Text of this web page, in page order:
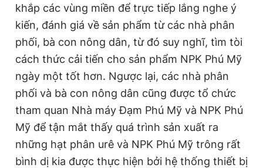
khắp các vùng miền để trực tiếp lắng nghe ý
kiến, đánh giá về sản phẩm từ các nhà phân
phối, bà con nông dân, từ đó suy nghĩ, tìm tòi
cách thức cải tiến cho sản phẩm NPK Phú Mỹ
ngày một tốt hơn. Ngược lại, các nhà phân
phối và bà con nông dân cũng được tổ chức
tham quan Nhà máy Đạm Phú Mỹ và NPK Phú
Mỹ để tận mắt thấy quá trình sản xuất ra
những hạt phân urê và NPK Phú Mỹ trông rất
bình dị kia được thực hiện bởi hệ thống thiết bị